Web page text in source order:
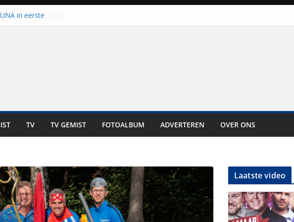
in eerste
is altijd een
internationale
voor de deur
TV TV GEMIST FOTOALBUM ADVERTEREN OVER ONS
Laatste video